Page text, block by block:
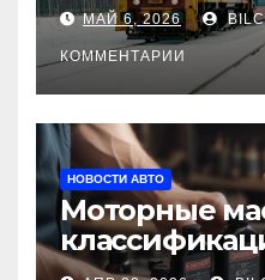
маршруты,
требования
МАЙ 6, 2026
КОММЕНТАРИИ
НОВОСТИ АВТО
Моторные